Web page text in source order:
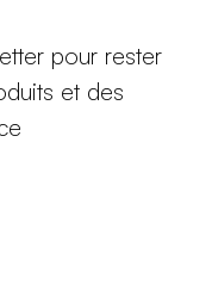
pour rester
et des